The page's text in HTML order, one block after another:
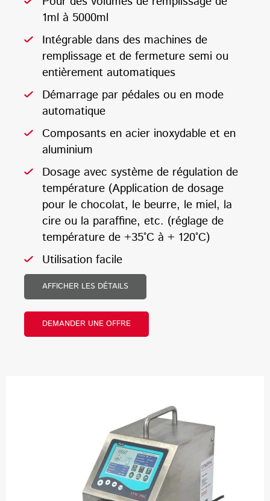
1ml à 5000ml
Intégrable dans des machines de
remplissage et de fermeture semi ou
entièrement automatiques
Démarrage par pédales ou en mode
automatique
Composants en acier inoxydable et en
aluminium
Dosage avec système de régulation de
température (Application de dosage
pour le chocolat, le beurre, le miel, la
cire ou la paraffine, etc. (réglage de
température de +35°C à + 120°C)
Utilisation facile
AFFICHER LES DÉTAILS
DEMANDER UNE OFFRE